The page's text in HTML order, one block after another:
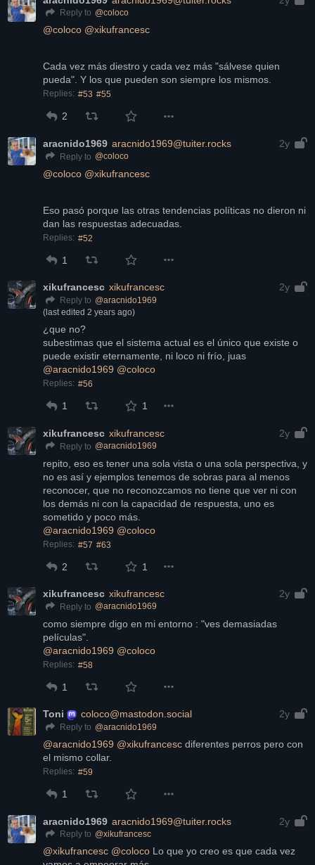
Reply to @coloco
@coloco @xikufrancesc
Cada vez más diestro y cada vez más "sálvese quien
pueda". Y los que pueden son siempre los mismos.
Replies: #53 #55
2
aracnido1969 aracnido1969@tuiter.rocks 2y
Reply to @coloco
@coloco @xikufrancesc
Eso pasó porque las otras tendencias políticas no dieron ni
dan las respuestas adecuadas.
Replies: #52
1
xikufrancesc xikufrancesc 2y
Reply to @aracnido1969
(last edited 2 years ago)
¿que no?
subestimas que el sistema actual es el único que existe o
puede existir eternamente, ni loco ni frío, juas
@aracnido1969 @coloco
Replies: #56
1 1
xikufrancesc xikufrancesc 2y
Reply to @aracnido1969
repito, eso es tener una sola vista o una sola perspectiva, y
no es así y ejemplos tenemos de sobras para al menos
reconocer, que no reconozcamos no tiene que ver ni con
los demás ni con la capacidad de respuesta, uno es
sometido y poco más.
@aracnido1969 @coloco
Replies: #57 #63
2 1
xikufrancesc xikufrancesc 2y
Reply to @aracnido1969
como siempre digo en mi entorno : "ves demasiadas
películas".
@aracnido1969 @coloco
Replies: #58
1
Toni coloco@mastodon.social 2y
Reply to @aracnido1969
@aracnido1969 @xikufrancesc diferentes perros pero con
el mismo collar.
Replies: #59
1
aracnido1969 aracnido1969@tuiter.rocks 2y
Reply to @xikufrancesc
@xikufrancesc @coloco Lo que yo creo es que cada vez